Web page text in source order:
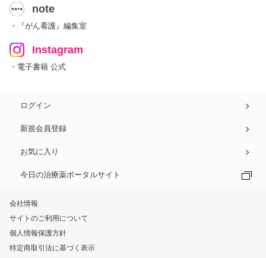
note
・『がん看護』編集室
Instagram
・電子書籍 公式
ログイン
新規会員登録
お気に入り
今日の治療薬ポータルサイト
会社情報
サイトのご利用について
個人情報保護方針
特定商取引法に基づく表示